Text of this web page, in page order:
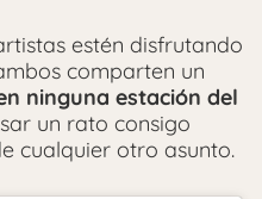
estén disfrutando
comparten un
ninguna estación del
un rato consigo
cualquier otro asunto.